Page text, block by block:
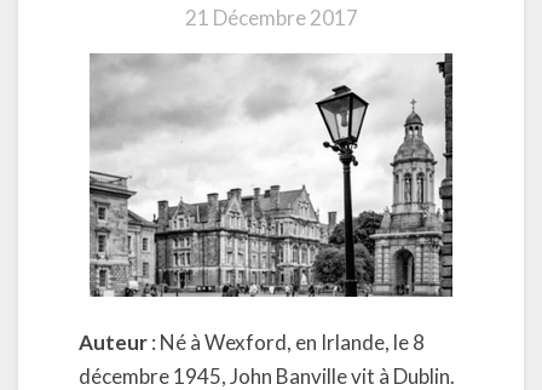
Laura
(2012)
21 Décembre 2017
Auteur: Né à Wexford, en Irlande, le 8
décembre 1945, John Banville vit à Dublin.